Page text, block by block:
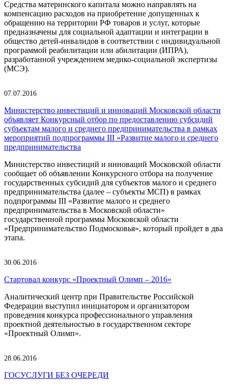
Средства материнского капитала можно направлять на
компенсацию расходов на приобретение допущенных к
обращению на территории РФ товаров и услуг, которые
предназначены для социальной адаптации и интеграции в
общество детей-инвалидов в соответствии с индивидуальной
программой реабилитации или абилитации (ИПРА),
разработанной учреждением медико-социальной экспертизы
(МСЭ).
07.07.2016
Министерство инвестиций и инноваций Московской области
объявляет Конкурсный отбор по предоставлению субсидий
субъектам малого и среднего предпринимательства в рамках
мероприятий подпрограммы III «Развитие малого и среднего
предпринимательства
Министерство инвестиций и инноваций Московской области
сообщает об объявлении Конкурсного отбора на получение
государственных субсидий для субъектов малого и среднего
предпринимательства (далее – субъекты МСП) в рамках
подпрограммы III «Развитие малого и среднего
предпринимательства в Московской области»
государственной программы Московской области
«Предпринимательство Подмосковья», который пройдет в два
этапа.
30.06.2016
Стартовал конкурс «Проектный Олимп – 2016»
Аналитический центр при Правительстве Российской
Федерации выступил инициатором и организатором
проведения конкурса профессионального управления
проектной деятельностью в государственном секторе
«Проектный Олимп».
28.06.2016
ГОСУСЛУГИ БЕЗ ОЧЕРЕДИ